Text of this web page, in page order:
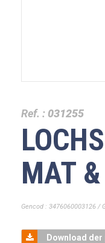
Ref. : 031255
MAT
Gencod : 3476060003126 /
Download